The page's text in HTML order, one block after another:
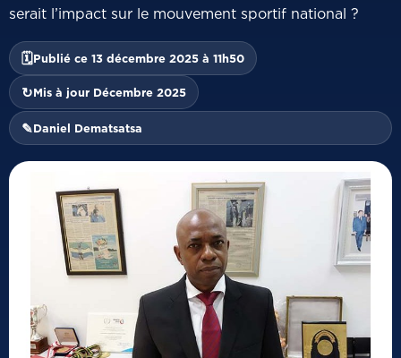
serait l’impact sur le mouvement sportif national ?
🗓Publié ce 13 décembre 2025 à 11h50
↻Mis à jour Décembre 2025
✎Daniel Dematsatsa